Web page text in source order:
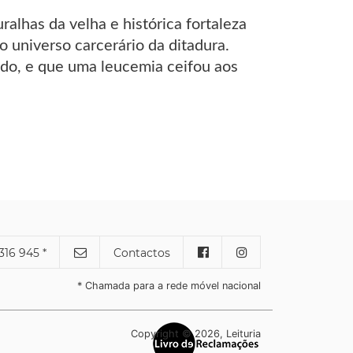
da velha e histórica fortaleza
universo carcerário da ditadura.
e que uma leucemia ceifou aos
945 * Contactos
* Chamada para a rede móvel nacional
Copyright © 2026, Leituria